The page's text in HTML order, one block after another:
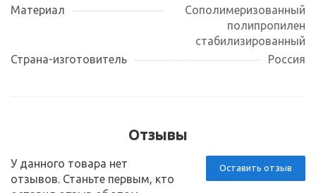
Материал
Сополимеризованный
полипропилен
стабилизированный
Страна-изготовитель
Россия
Отзывы
Оставить отзыв
У данного товара нет
отзывов. Станьте первым, кто